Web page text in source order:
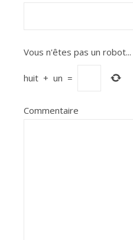
Vous n'êtes pas un robot...
huit + un =
Commentaire